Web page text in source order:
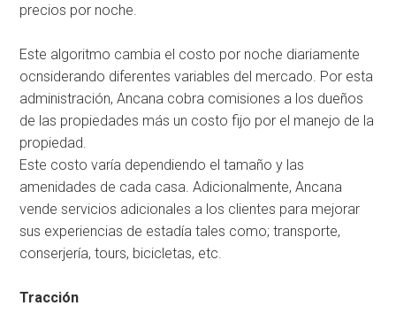
precios por noche.
Este algoritmo cambia el costo por noche diariamente
ocnsiderando diferentes variables del mercado. Por esta
administración, Ancana cobra comisiones a los dueños
de las propiedades más un costo fijo por el manejo de la
propiedad.
Este costo varía dependiendo el tamaño y las
amenidades de cada casa. Adicionalmente, Ancana
vende servicios adicionales a los clientes para mejorar
sus experiencias de estadía tales como; transporte,
conserjería, tours, bicicletas, etc.
Tracción